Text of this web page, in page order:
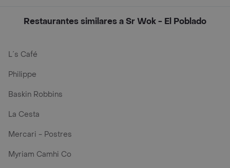
Restaurantes similares a Sr Wok - El Poblado
L´s Café
Philippe
Baskin Robbins
La Cesta
Mercari - Postres
Myriam Camhi Co